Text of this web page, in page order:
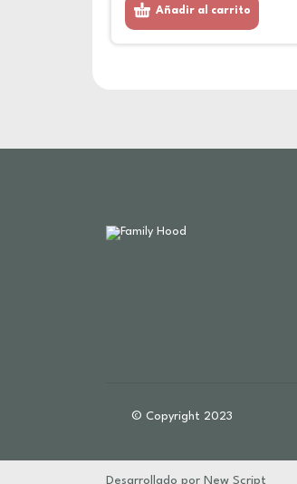
Añadir al carrito
© Copyright 2023
Desarrollado por New Script